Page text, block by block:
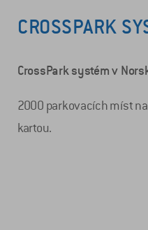
CROSSPARK
CrossPark systém v
2000 parkovacích míst
kartou.